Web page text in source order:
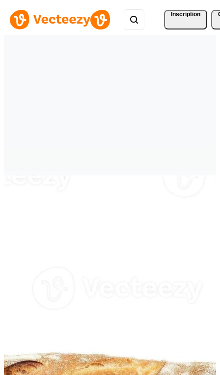
Inscription